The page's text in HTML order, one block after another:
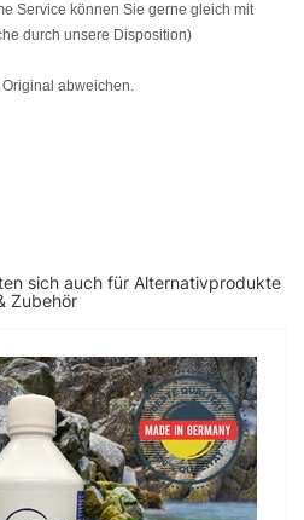
Service können Sie gerne gleich mit
durch unsere Disposition)
abweichen.
sich auch für Alternativprodukte
Zubehör